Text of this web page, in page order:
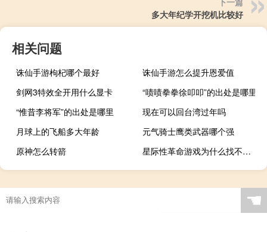
多大年纪学开挖机比较好
相关问题
诛仙手游枸杞哪个最好
诛仙手游怎么提升恩爱值
剑网3特效全开用什么显卡
“啧啧拳拳徐叩叩”的出处是哪里
“惟昔李将军”的出处是哪里
现在可以回台湾过年吗
月球上的飞船多大年龄
元气骑士鹰类武器哪个强
原神怎么转箭
星际性革命游戏为什么找不到了（星际性革命）
☚